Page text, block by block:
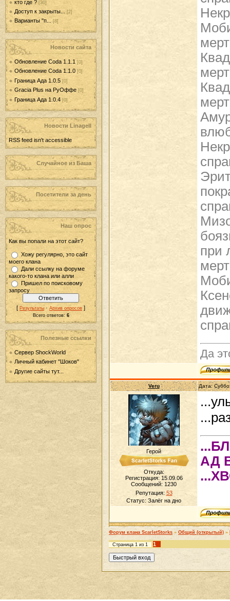
кто где ? [30]
Доступ к закрыты... [2]
Варианты "п... [8]
Новости сайта
Обновление Coda 1.1.1 [0]
Обновление Coda 1.1.0 [0]
Граница Ада 1.0.5 [0]
Gracia Plus на РуОффе [0]
Граница Ада 1.0.4 [0]
Новости LinageII
RSS feed isn't accessible
Случайное из Баша
Посетители за день
Наш опрос
Как вы попали на этот сайт?
Хожу регулярно, это сайт
моего клана
Дали ссылку на форуме
какого-то клана или алли
Пришел по поисковому
запросу
[ Результаты · Архив опросов ]
Всего ответов: 6
Полезные ссылки
Сервер ShockWorld
Личный кабинет "Шоков"
Другие сайты тут...
при
Да
Veru Дата:
Герой
Откуда:
Регистрация: 15.09.06
Сообщений: 1230
Репутация: 53
Статус: Залёг на дно
АД
Форум клана ScarletStorks » Общий (открытый) »
Страница 1 из 1 1